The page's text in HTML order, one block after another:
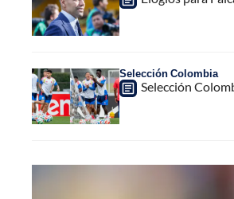
Selección Colombia
Selección